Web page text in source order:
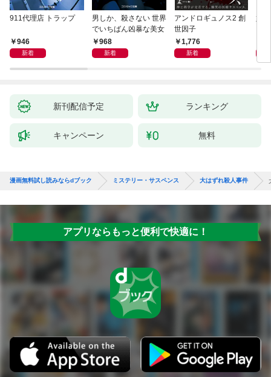
911代理店 トラップ
946
新着
男しか、殺さない 世界
でいちばん凶暴な美女
968
新着
アンドロギュノス2 創
世因子
1,776
新着
姐
新刊配信予定 ランキング
キャンペーン 無料
漫画無料試し読みならdブック ミステリー・サスペンス 大はずれ殺人事件
アプリならもっと便利で快適に！